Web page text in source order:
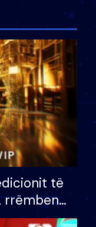
të
rrëmben
eurosh